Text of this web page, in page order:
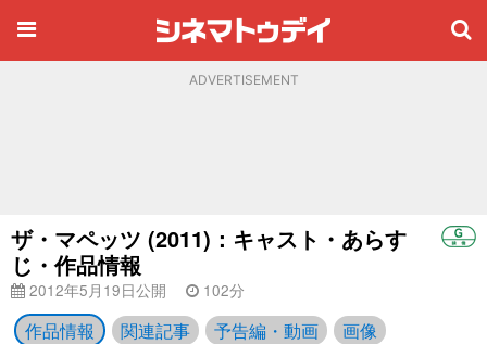
ADVERTISEMENT
ザ・マペッツ (2011)：キャスト・あらす
じ・作品情報
2012年5月19日公開 102分
作品情報 関連記事 予告編・動画 画像